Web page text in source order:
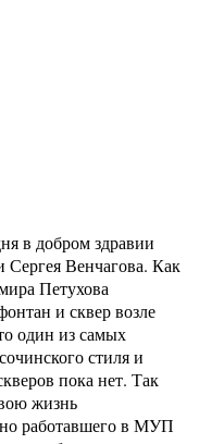
в добром здравии
Сергея Венчагова. Как
Петухова
и сквер возле
один из самых
стиля и
пока нет. Так
жизнь
работавшего в МУП